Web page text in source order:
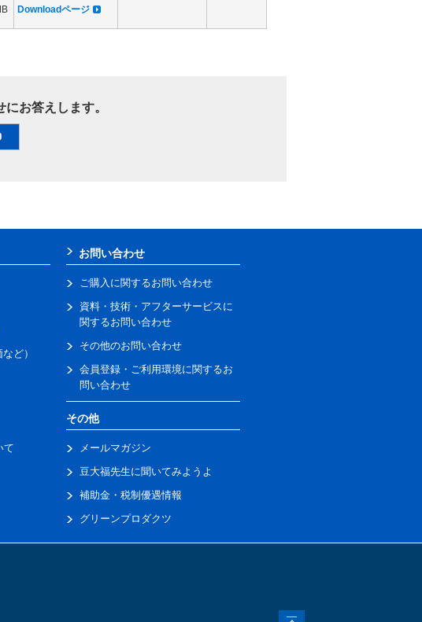
Downloadページ
お答えします。
ど）
て
お問い合わせ
ご購入に関するお問い合わせ
資料・技術・アフターサービスに
関するお問い合わせ
その他のお問い合わせ
会員登録・ご利用環境に関するお
問い合わせ
その他
メールマガジン
豆大福先生に聞いてみようよ
補助金・税制優遇情報
グリーンプロダクツ